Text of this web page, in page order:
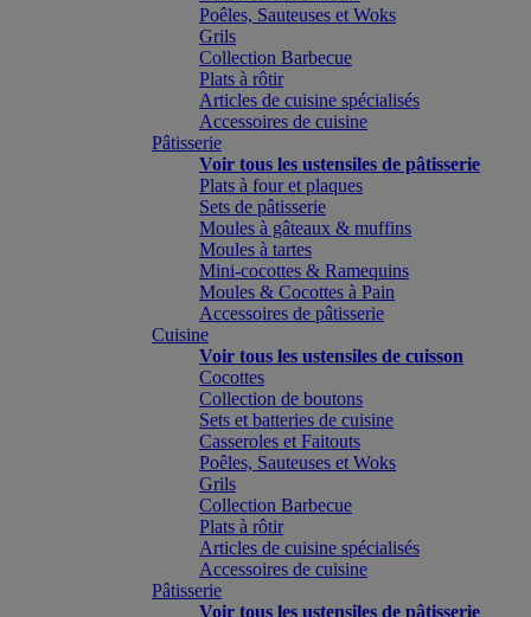
Poêles, Sauteuses et Woks
Grils
Collection Barbecue
Plats à rôtir
Articles de cuisine spécialisés
Accessoires de cuisine
Pâtisserie
Voir tous les ustensiles de pâtisserie
Plats à four et plaques
Sets de pâtisserie
Moules à gâteaux & muffins
Moules à tartes
Mini-cocottes & Ramequins
Moules & Cocottes à Pain
Accessoires de pâtisserie
Cuisine
Voir tous les ustensiles de cuisson
Cocottes
Collection de boutons
Sets et batteries de cuisine
Casseroles et Faitouts
Poêles, Sauteuses et Woks
Grils
Collection Barbecue
Plats à rôtir
Articles de cuisine spécialisés
Accessoires de cuisine
Pâtisserie
Voir tous les ustensiles de pâtisserie